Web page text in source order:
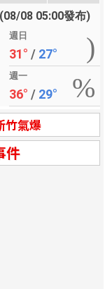
08 05:00發布)
週日
31° / 27°
週一
36° / 29°
氣爆
件